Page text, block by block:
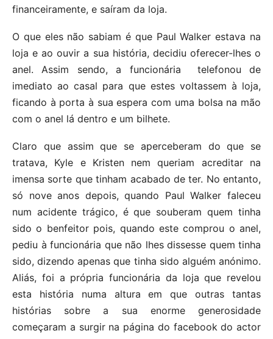
financeiramente, e saíram da loja.
O que eles não sabiam é que Paul Walker estava na
loja e ao ouvir a sua história, decidiu oferecer-lhes o
anel. Assim sendo, a funcionária telefonou de
imediato ao casal para que estes voltassem à loja,
ficando à porta à sua espera com uma bolsa na mão
com o anel lá dentro e um bilhete.
Claro que assim que se aperceberam do que se
tratava, Kyle e Kristen nem queriam acreditar na
imensa sorte que tinham acabado de ter. No entanto,
só nove anos depois, quando Paul Walker faleceu
num acidente trágico, é que souberam quem tinha
sido o benfeitor pois, quando este comprou o anel,
pediu à funcionária que não lhes dissesse quem tinha
sido, dizendo apenas que tinha sido alguém anónimo.
Aliás, foi a própria funcionária da loja que revelou
esta história numa altura em que outras tantas
histórias sobre a sua enorme generosidade
começaram a surgir na página do facebook do actor